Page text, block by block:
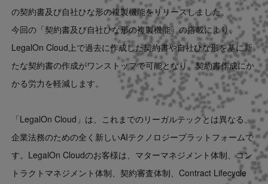
の契約書及び自社ひな形の複製機能をリリースしました。
今回の「契約書及び自社ひな形の複製機能」の搭載により、
LegalOn Cloud上で過去に作成した契約書や自社ひな形を基に新
たな契約書の作成がワンストップで可能となり、契約書作成にか
かる労力を軽減します。
「LegalOn Cloud」は、これまでのリーガルテックとは異なる、
企業法務のための全く新しいAIテクノロジープラットフォームで
す。LegalOn Cloudのお客様は、マターマネジメント体制、コン
トラクトマネジメント体制、契約審査体制、Contract Lifecycle